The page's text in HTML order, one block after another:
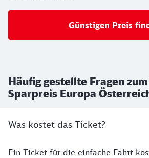
Günstigen Preis
Häufig gestellte Fragen
Sparpreis Europa
Was kostet das Ticket?
Ein Ticket für die einfache Fahrt